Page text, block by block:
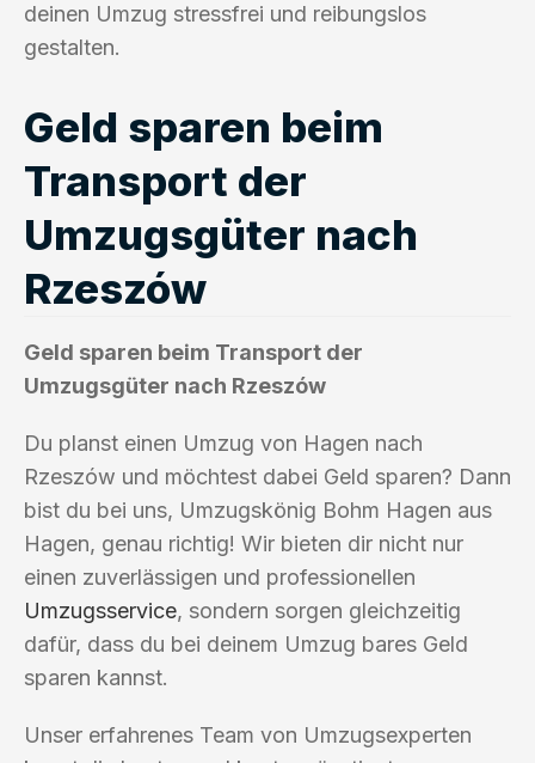
deinen Umzug stressfrei und reibungslos
gestalten.
Geld sparen beim
Transport der
Umzugsgüter nach
Rzeszów
Geld sparen beim Transport der
Umzugsgüter nach Rzeszów
Du planst einen Umzug von Hagen nach
Rzeszów und möchtest dabei Geld sparen? Dann
bist du bei uns, Umzugskönig Bohm Hagen aus
Hagen, genau richtig! Wir bieten dir nicht nur
einen zuverlässigen und professionellen
Umzugsservice, sondern sorgen gleichzeitig
dafür, dass du bei deinem Umzug bares Geld
sparen kannst.
Unser erfahrenes Team von Umzugsexperten